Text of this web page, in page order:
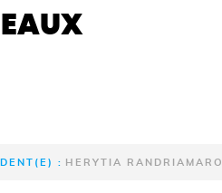
: HERYTIA RANDRIAMARO